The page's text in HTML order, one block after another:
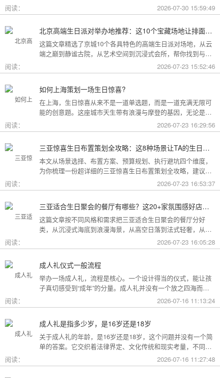
阅读： 2026-07-30 15:59:49
北京高端生日派对举办地推荐：这10个宝藏场地让排面与品味兼得
这篇文章精选了京城10个各具特色的高端生日派对场地，从云
端之巅到静谧古院，从艺术空间到沉浸式会所，帮你找到与心
阅读： 2026-07-23 15:52:46
如何上海策划一场生日惊喜?
在上海，生日惊喜从来不是一道单选题，而是一道充满无限可
能的创意题。这座城市天生带有浪漫与摩登的基因，无论是外
滩的璀璨夜景，还是梧桐树下的老洋房，都为策划惊喜提供了
无尽的灵感
阅读： 2026-07-23 16:29:56
三亚惊喜生日布置策划全攻略：这8种场景让TA的生日成为永远难忘的回忆
本文从场景选择、布置方案、预算规划、执行避坑四个维度，
为你梳理一份超详细的三亚惊喜生日布置策划全攻略，建议收
阅读： 2026-07-23 16:53:37
三亚适合生日聚会的餐厅有哪些？这20+家氛围感好店按风格挑，一篇搞定
这篇文章按不同风格和需求把三亚适合生日聚会的餐厅分好
类，从沉浸式海底到浪漫海景，从高空日落到法式轻奢，从热
带庭院到高性价比好店，直接对号入座就行。
阅读： 2026-07-23 16:05:28
成人礼仪式一般流程
举办一场成人礼，流程是核心。一个设计得当的仪式，能让孩
子真切感受到“成年”的分量。成人礼并没有一个放之四海而皆
准的固定模板，它可以根据不同的风格和规模灵活调整。下面
为你梳理了传统、现代和家庭聚会三种主要场景的完整流程，
阅读： 2026-07-16 11:13:24
成人礼是指多少岁，是16岁还是18岁
关于成人礼的年龄，是16岁还是18岁，这个问题并没有一个简
单的答案。它交织着法律界定、文化传统和现实考量，不同的
阅读： 2026-07-16 11:27:48